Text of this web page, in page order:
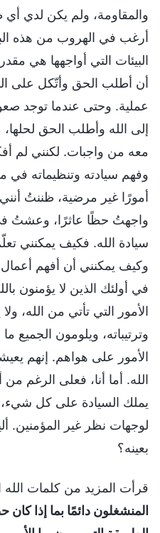
والمقاومة، ولم يكن لدي
أرغب في الهروب من هذه
البيئات التي أواجهها هي
أن أطلب الحق وأتّكل على
عملية. وحتى عندما توجد
إلى الله وأطلب الحق
معه من واجبات. لكنني لم
وفهم سيادته وتنظيماته في
أمورًا غير مرضية، ظننتُ
واجهتُ حظًا عاثرًا، وعشتُ
سيادة الله. فكيف يمكنني
وكيف يمكنني أن أفهم أعمال
في أولئك الذين لا يؤمنون
الأمور التي تأتي من الله،
وترتيباته، ويلومون الجميع
الأمور على هواهم. إنهم
الله. أما أنا، فعلى الرغم
يملك السيادة على كل
لوجهات نظر غير المؤمنين.
بعينه؟
قرأت المزيد من كلمات الله
المنشغلون دائمًا بما إذا